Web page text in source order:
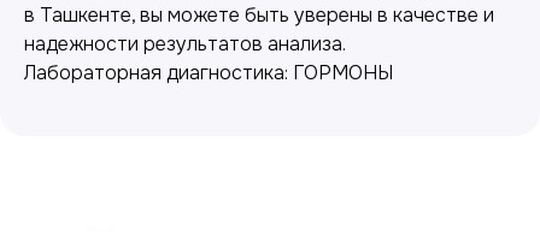
в Ташкенте, вы можете быть уверены в качестве и
надежности результатов анализа.
Лабораторная диагностика: ГОРМОНЫ